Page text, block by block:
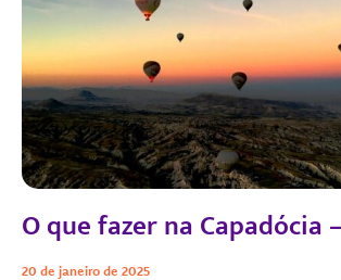
O que fazer na Capadócia
20 de janeiro de 2025